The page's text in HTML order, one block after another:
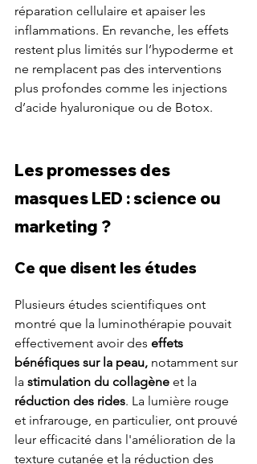
réparation cellulaire et apaiser les
inflammations. En revanche, les effets
restent plus limités sur l’hypoderme et
ne remplacent pas des interventions
plus profondes comme les injections
d’acide hyaluronique ou de Botox.
Les promesses des
masques LED : science ou
marketing ?
Ce que disent les études
Plusieurs études scientifiques ont
montré que la luminothérapie pouvait
effectivement avoir des effets
bénéfiques sur la peau, notamment sur
la stimulation du collagène et la
réduction des rides. La lumière rouge
et infrarouge, en particulier, ont prouvé
leur efficacité dans l'amélioration de la
texture cutanée et la réduction des